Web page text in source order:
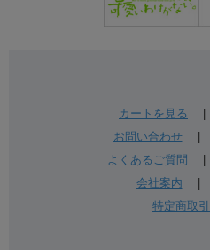
カートを見る
お問い合わせ|
よくあるご質問
会社案内
特定商取